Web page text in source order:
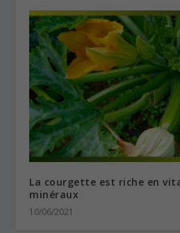
La courgette est riche en
minéraux
10/06/2021